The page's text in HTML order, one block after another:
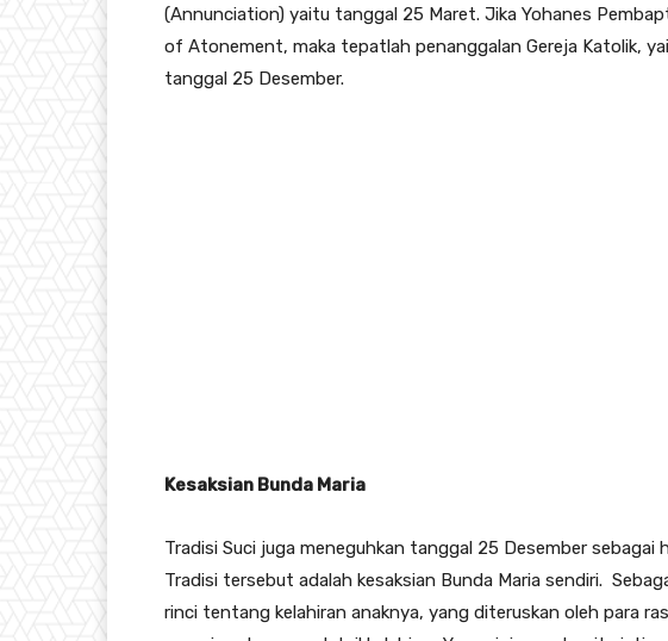
(Annunciation) yaitu tanggal 25 Maret. Jika Yohanes
of Atonement, maka tepatlah penanggalan Gereja Katolik,
tanggal 25 Desember.
Kesaksian Bunda Maria
Tradisi Suci juga meneguhkan tanggal 25 Desember sebagai
Tradisi tersebut adalah kesaksian Bunda Maria sendiri.
rinci tentang kelahiran anaknya, yang diteruskan oleh para